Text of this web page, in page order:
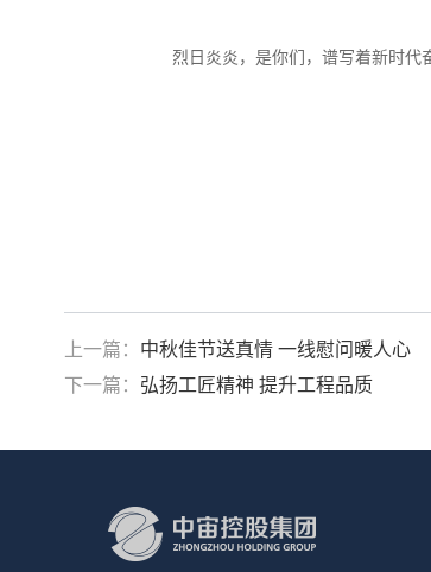
烈日炎炎，是你们，谱写着新时代
上一篇： 中秋佳节送真情 一线慰问暖人心
下一篇： 弘扬工匠精神 提升工程品质